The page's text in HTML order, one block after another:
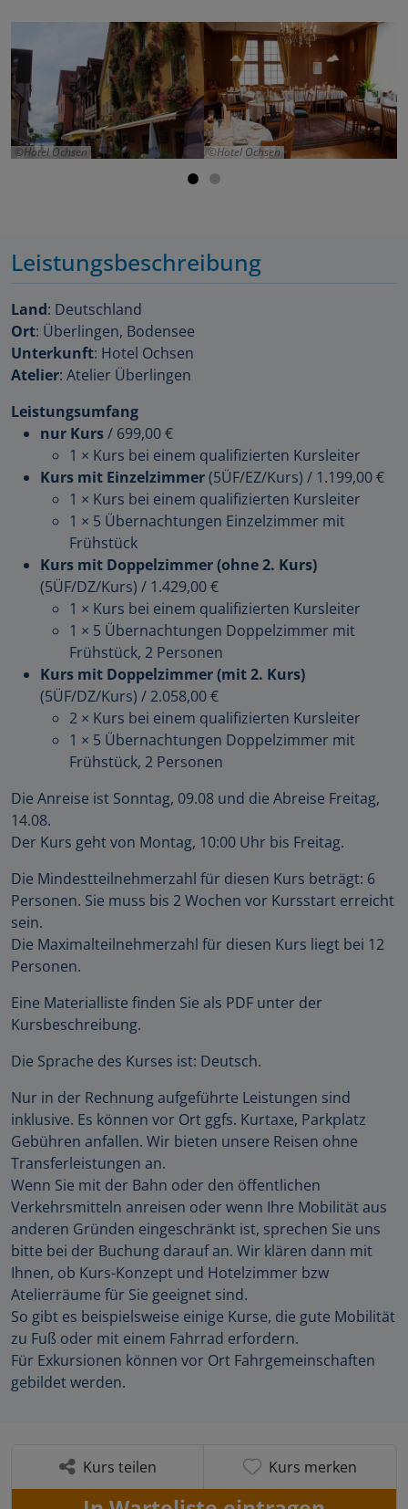
Hotel Ochsen Hotel Ochsen
Leistungsbeschreibung
Land: Deutschland
Ort: Überlingen, Bodensee
Unterkunft: Hotel Ochsen
Atelier: Atelier Überlingen
Leistungsumfang
nur Kurs/ 699,00 €
1 × Kurs bei einem qualifizierten Kursleiter
Kurs mit Einzelzimmer(5ÜF/EZ/Kurs) / 1.199,00 €
1 × Kurs bei einem qualifizierten Kursleiter
1 × 5 Übernachtungen Einzelzimmer mit
Frühstück
Kurs mit Doppelzimmer (ohne 2. Kurs)
(5ÜF/DZ/Kurs) / 1.429,00 €
1 × Kurs bei einem qualifizierten Kursleiter
1 × 5 Übernachtungen Doppelzimmer mit
Frühstück, 2 Personen
Kurs mit Doppelzimmer (mit 2. Kurs)
(5ÜF/DZ/Kurs) / 2.058,00 €
2 × Kurs bei einem qualifizierten Kursleiter
1 × 5 Übernachtungen Doppelzimmer mit
Frühstück, 2 Personen
Die Anreise ist Sonntag, 09.08 und die Abreise Freitag,
14.08.
Der Kurs geht von Montag, 10:00 Uhr bis Freitag.
Die Mindestteilnehmerzahl für diesen Kurs beträgt: 6
Personen. Sie muss bis 2 Wochen vor Kursstart erreicht
sein.
Die Maximalteilnehmerzahl für diesen Kurs liegt bei 12
Personen.
Eine Materialliste finden Sie als PDF unter der
Kursbeschreibung.
Die Sprache des Kurses ist: Deutsch.
Nur in der Rechnung aufgeführte Leistungen sind
inklusive. Es können vor Ort ggfs. Kurtaxe, Parkplatz
Gebühren anfallen. Wir bieten unsere Reisen ohne
Transferleistungen an.
Wenn Sie mit der Bahn oder den öffentlichen
Verkehrsmitteln anreisen oder wenn Ihre Mobilität aus
anderen Gründen eingeschränkt ist, sprechen Sie uns
bitte bei der Buchung darauf an. Wir klären dann mit
Ihnen, ob Kurs-Konzept und Hotelzimmer bzw
Atelierräume für Sie geeignet sind.
So gibt es beispielsweise einige Kurse, die gute Mobilität
zu Fuß oder mit einem Fahrrad erfordern.
Für Exkursionen können vor Ort Fahrgemeinschaften
gebildet werden.
Kurs teilen Kurs merken